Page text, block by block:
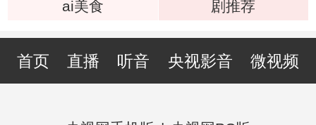
ai美食
剧推荐
首页 直播 听音 央视影音 微视频